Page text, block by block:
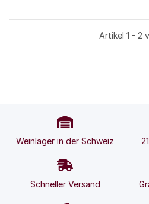
Artikel 1 - 2
Weinlager in der Schweiz
Schneller Versand